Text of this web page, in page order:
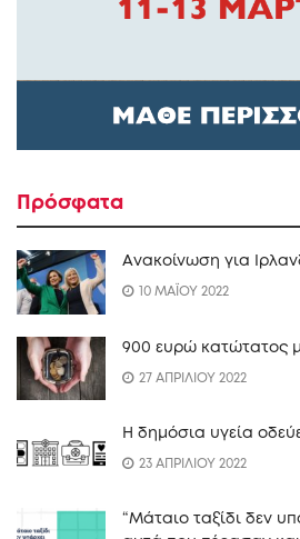
Πρόσφατα
Ανακοίνωση για
10 ΜΑΪΟΥ 2022
900 ευρώ κατώτατος
27 ΑΠΡΙΛΙΟΥ 2022
Η δημόσια υγεία
23 ΑΠΡΙΛΙΟΥ 2022
“Mάταιο ταξίδι δεν